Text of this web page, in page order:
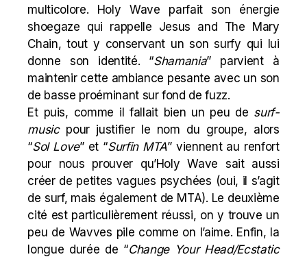
multicolore. Holy Wave parfait son énergie
shoegaze qui rappelle Jesus and The Mary
Chain, tout y conservant un son surfy qui lui
donne son identité. “Shamania” parvient à
maintenir cette ambiance pesante avec un son
de basse proéminant sur fond de fuzz.
Et puis, comme il fallait bien un peu de surf-
musicpour justifier le nom du groupe, alors
“Sol Love” et “Surfin MTA” viennent au renfort
pour nous prouver qu’Holy Wave sait aussi
créer de petites vagues psychées (oui, il s’agit
de surf, mais également de MTA). Le deuxième
cité est particulièrement réussi, on y trouve un
peu de Wavves pile comme on l’aime. Enfin, la
longue durée de “Change Your Head/Ecstatic